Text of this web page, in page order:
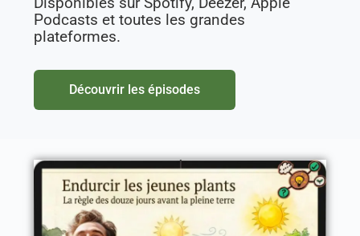
Podcasts et toutes les grandes
plateformes.
Découvrir les épisodes